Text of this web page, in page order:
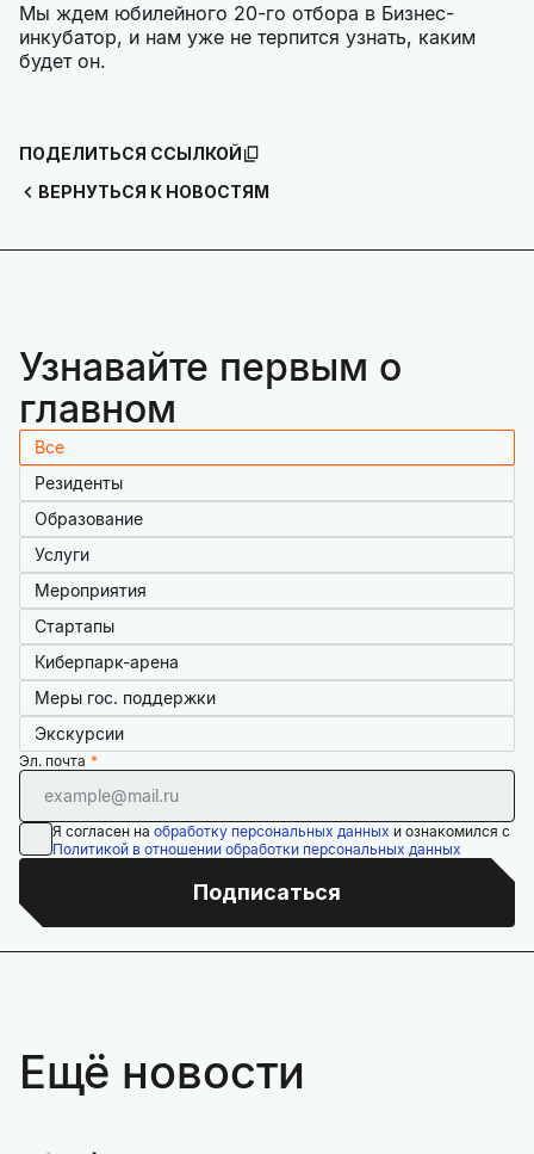
Мы ждем юбилейного 20-го отбора в Бизнес-
инкубатор, и нам уже не терпится узнать, каким
будет он.
ВЕРНУТЬСЯ К НОВОСТЯМ
ПОДЕЛИТЬСЯ ССЫЛКОЙ
Узнавайте первым о
главном
Все
Резиденты
Образование
Услуги
Мероприятия
Стартапы
Киберпарк-арена
Меры гос. поддержки
Экскурсии
Эл. почта
Я согласен на обработку персональных данных и ознакомился с
Политикой в отношении обработки персональных данных
Подписаться
Ещё новости